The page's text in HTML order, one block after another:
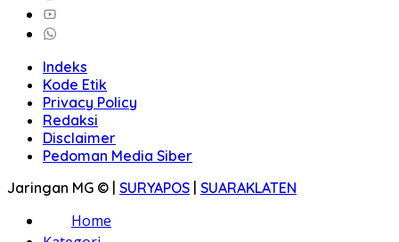
Indeks
Kode Etik
Privacy Policy
Redaksi
Disclaimer
Pedoman Media Siber
Jaringan MG © | SURYAPOS | SUARAKLATEN
Home